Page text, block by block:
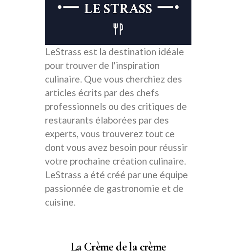
LeStrass est la destination idéale
pour trouver de l'inspiration
culinaire. Que vous cherchiez des
articles écrits par des chefs
professionnels ou des critiques de
restaurants élaborées par des
experts, vous trouverez tout ce
dont vous avez besoin pour réussir
votre prochaine création culinaire.
LeStrass a été créé par une équipe
passionnée de gastronomie et de
cuisine.
La Crème de la crème